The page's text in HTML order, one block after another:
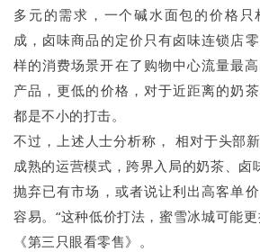
多元的需求，一个碱水面包的价格只
成，卤味商品的定价只有卤味连锁店
样的消费场景开在了购物中心流量最
产品，更低的价格，对于近距离的奶
都是不小的打击。
不过，上述人士分析称， 相对于头部
成熟的运营模式，跨界入局的奶茶、卤
抛弃已有市场，或者说让利出高客单
容易。“这种低价打法，蜜雪冰城可能
《第三只眼看零售》。